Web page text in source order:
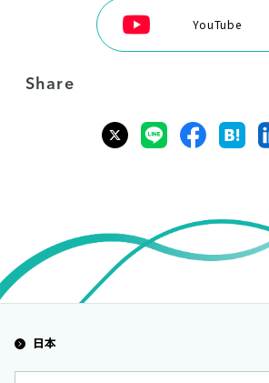
YouTube
Share
日本